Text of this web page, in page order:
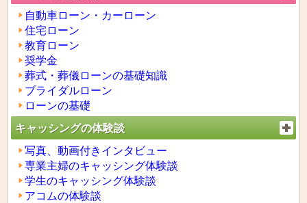
自動車ローン・カーローン
住宅ローン
教育ローン
奨学金
葬式・葬儀ローンの基礎知識
ブライダルローン
ローンの基礎
キャッシングの体験談
写真、動画付きインタビュー
専業主婦のキャッシング体験談
学生のキャッシング体験談
アコムの体験談